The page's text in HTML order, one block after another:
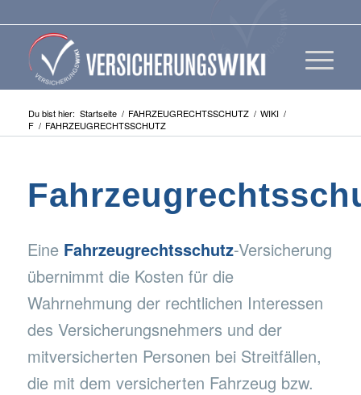
Du bist hier: Startseite / FAHRZEUGRECHTSSCHUTZ / WIKI /
F / FAHRZEUGRECHTSSCHUTZ
Eine Fahrzeugrechtsschutz-Versicherung
übernimmt die Kosten für die
Wahrnehmung der rechtlichen Interessen
des Versicherungsnehmers und der
mitversicherten Personen bei Streitfällen,
die mit dem versicherten Fahrzeug bzw.